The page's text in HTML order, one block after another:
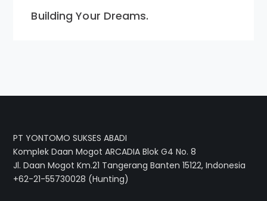
Building Your Dreams.
PT YONTOMO SUKSES ABADI
Komplek Daan Mogot ARCADIA Blok G4 No. 8
Jl. Daan Mogot Km.21 Tangerang Banten 15122, Indonesia
+62-21-55730028 (Hunting)